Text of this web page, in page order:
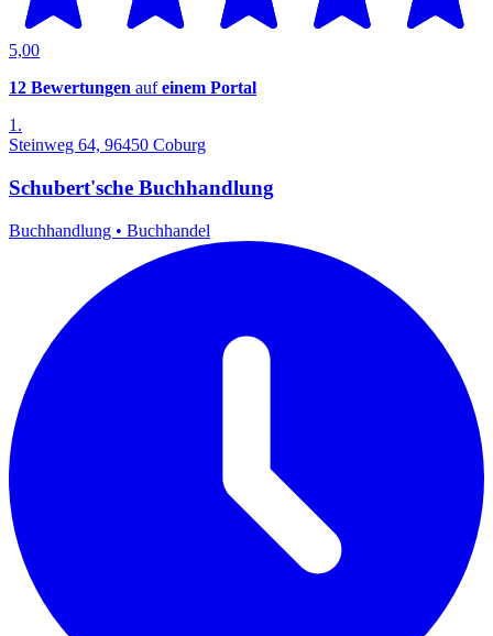
5,00
12 Bewertungen aufeinem Portal
1.
Steinweg 64, 96450 Coburg
Schubert'sche Buchhandlung
Buchhandlung • Buchhandel